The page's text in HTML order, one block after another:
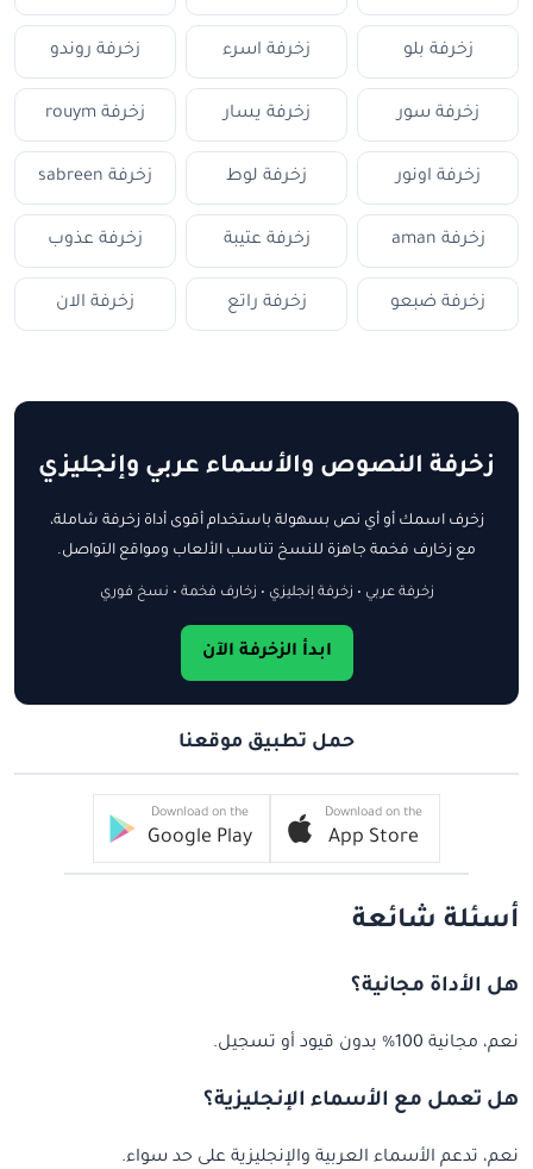
زخرفة بلو زخرفة اسرء زخرفة روندو
زخرفة سور زخرفة يسار زخرفة rouym
زخرفة اونور زخرفة لوط زخرفة sabreen
زخرفة aman زخرفة عتيبة زخرفة عذوب
زخرفة ضبعو زخرفة راتع زخرفة الان
زخرفة النصوص والأسماء عربي وإنجليزي
زخرف اسمك أو أي نص بسهولة باستخدام أقوى أداة زخرفة شاملة،
مع زخارف فخمة جاهزة للنسخ تناسب الألعاب ومواقع التواصل.
زخرفة عربي • زخرفة إنجليزي • زخارف فخمة • نسخ فوري
ابدأ الزخرفة الآن
حمل تطبيق موقعنا
Download on the
App Store
Download on the
Google Play
أسئلة شائعة
هل الأداة مجانية؟
نعم، مجانية 100% بدون قيود أو تسجيل.
هل تعمل مع الأسماء الإنجليزية؟
نعم، تدعم الأسماء العربية والإنجليزية على حد سواء.